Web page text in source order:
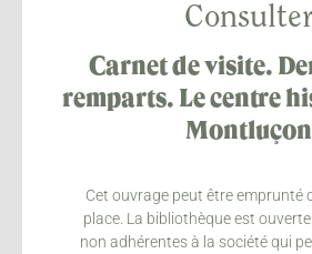
Carnet de visite.
remparts. Le centre
Montluçon
Cet ouvrage peut être emprunté
place. La bibliothèque est
non adhérentes à la société qui